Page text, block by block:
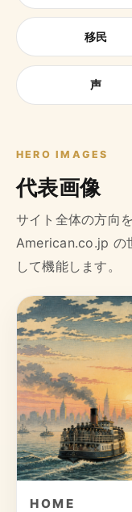
移民
声
HERO IMAGES
代表画像
サイト全体の方向
American.co.jp の
して機能します。
HOME